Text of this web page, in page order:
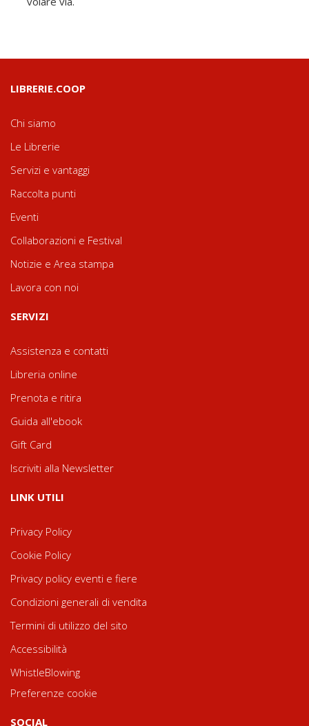
LIBRERIE.COOP
Chi siamo
Le Librerie
Servizi e vantaggi
Raccolta punti
Eventi
Collaborazioni e Festival
Notizie e Area stampa
Lavora con noi
SERVIZI
Assistenza e contatti
Libreria online
Prenota e ritira
Guida all'ebook
Gift Card
Iscriviti alla Newsletter
LINK UTILI
Privacy Policy
Cookie Policy
Privacy policy eventi e fiere
Condizioni generali di vendita
Termini di utilizzo del sito
Accessibilità
WhistleBlowing
Preferenze cookie
SOCIAL